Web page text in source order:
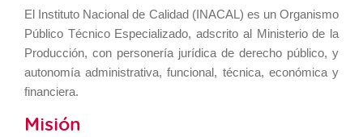
El Instituto Nacional de Calidad (INACAL) es un Organismo
Público Técnico Especializado, adscrito al Ministerio de la
Producción, con personería jurídica de derecho público, y
autonomía administrativa, funcional, técnica, económica y
financiera.
Misión